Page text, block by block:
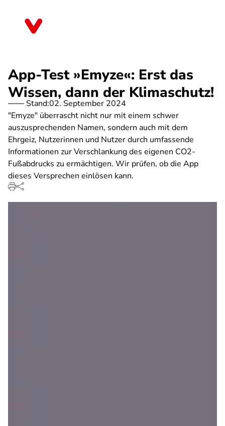
App-Test »Emyze«: Erst das
Wissen, dann der Klimaschutz!
Stand:02. September 2024
"Emyze" überrascht nicht nur mit einem schwer
auszusprechenden Namen, sondern auch mit dem
Ehrgeiz, Nutzerinnen und Nutzer durch umfassende
Informationen zur Verschlankung des eigenen CO2-
Fußabdrucks zu ermächtigen. Wir prüfen, ob die App
dieses Versprechen einlösen kann.